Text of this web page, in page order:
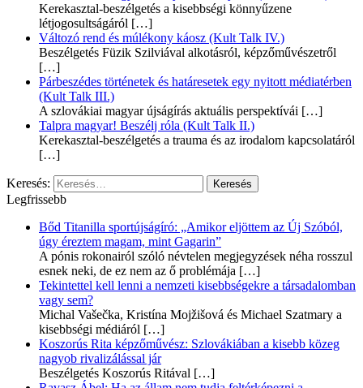
Kerekasztal-beszélgetés a kisebbségi könnyűzene
létjogosultságáról […]
Változó rend és múlékony káosz (Kult Talk IV.)
Beszélgetés Füzik Szilviával alkotásról, képzőművészetről
[…]
Párbeszédes történetek és határesetek egy nyitott médiatérben
(Kult Talk III.)
A szlovákiai magyar újságírás aktuális perspektívái […]
Talpra magyar! Beszélj róla (Kult Talk II.)
Kerekasztal-beszélgetés a trauma és az irodalom kapcsolatáról
[…]
Keresés:
Legfrissebb
Bőd Titanilla sportújságíró: „Amikor eljöttem az Új Szóból,
úgy éreztem magam, mint Gagarin”
A pónis rokonairól szóló névtelen megjegyzések néha rosszul
esnek neki, de ez nem az ő problémája […]
Tekintettel kell lenni a nemzeti kisebbségekre a társadalomban
vagy sem?
Michal Vašečka, Kristína Mojžišová és Michael Szatmary a
kisebbségi médiáról […]
Koszorús Rita képzőművész: Szlovákiában a kisebb közeg
nagyob rivalizálással jár
Beszélgetés Koszorús Ritával […]